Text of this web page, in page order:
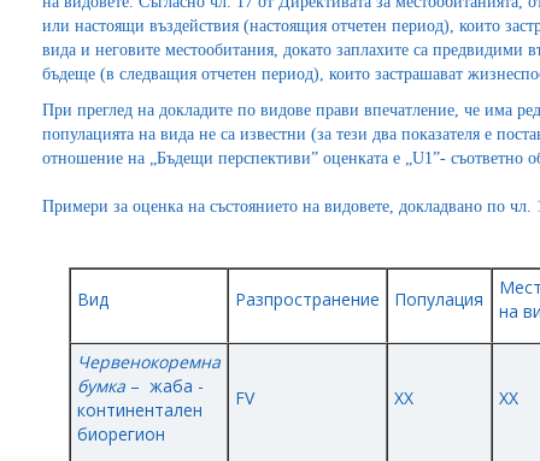
или настоящи въздействия (настоящия отчетен период), които
вида и неговите местообитания, докато заплахите са предвидими
бъдеще (в следващия отчетен период), които застрашават
При преглед на докладите по видове прави впечатление, че има
популацията на вида не са известни (за тези два показателя е
отношение на „Бъдещи перспективи” оценката е „U1”- съответно
Примери за оценка на състоянието на видовете, докладвано по чл.
Вид Разпространение Популация
на
Червенокоремна
бумка – жаба -
континентален
биорегион
FV XX XX